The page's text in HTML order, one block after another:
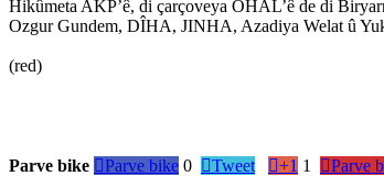
Hikûmeta AKP’ê, di çarçoveya OHAL’ê de di
Ozgur Gundem, DÎHA, JINHA, Azadiya Welat û
(red)
Parve bike Parve bike 0 Tweet +1 1 Parve